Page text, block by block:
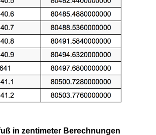
in zentimeter Berechnungen